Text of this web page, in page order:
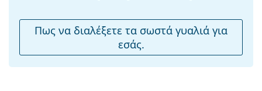
άρθρωση:
Όχι
Αξεσουάρ
Πως να διαλέξετε τα σωστά γυαλιά για
εσάς.